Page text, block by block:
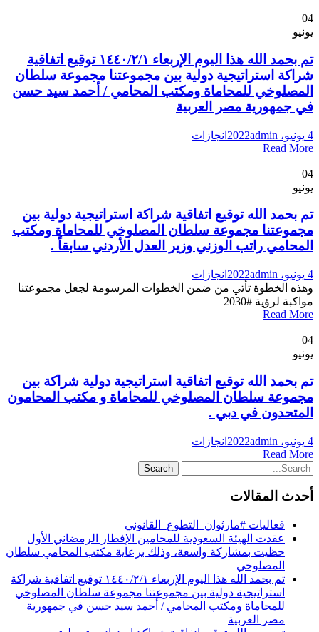
04
يونيو
تم بحمد الله هذا اليوم الإربعاء ١٤٤٠/٢/١ توقيع اتفاقية
شراكة استراتيجية دولية بين مجموعتنا مجموعة سلطان
المصلوخي للمحاماة ومكتب المحامي / أحمد سيد حسن
في جمهورية مصر العربية
4 يونيو، 2022 admin
انجازات
Read More
04
يونيو
تم بحمد الله توقيع اتفاقية شراكة استراتيجية دولية بين
مجموعتنا مجموعة سلطان المصلوخي للمحاماة ومكتب
المحامي راتب الوزني وزير العدل الأردني سابقاً .
4 يونيو، 2022 admin
انجازات
وهذه الخطوة تأتي من ضمن الخطوات المرسومة لجعل مجموعتنا
مواكبة لرؤية #2030
Read More
04
يونيو
تم بحمد الله توقيع اتفاقية استراتيجية دولية شراكة بين
مجموعة سلطان المصلوخي للمحاماة و مكتب المحامون
المتحدون في دبي .
4 يونيو، 2022 admin
انجازات
Read More
أحدث المقالات
فعاليات #مارثوان_التطوع_القانوني
عقدت الهيئة السعودية للمحامين الإفطار الرمضاني الأول
حظيت بمشاركة واسعة، وذلك برعاية مكتب المحامي سلطان
المصلوخي
تم بحمد الله هذا اليوم الإربعاء ١٤٤٠/٢/١ توقيع اتفاقية شراكة
استراتيجية دولية بين مجموعتنا مجموعة سلطان المصلوخي
للمحاماة ومكتب المحامي / أحمد سيد حسن في جمهورية
مصر العربية